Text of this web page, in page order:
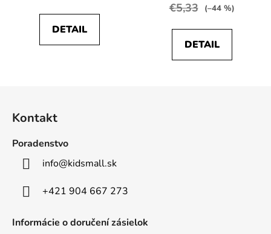
DETAIL
€5,33 (–44 %)
DETAIL
Kontakt
Poradenstvo
info@kidsmall.sk
+421 904 667 273
Informácie o doručení zásielok